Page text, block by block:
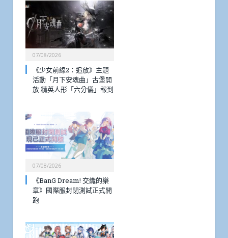
07/08/2026
《少女前線2：追放》主題
活動「月下安魂曲」古堡開
放 精英人形「六分儀」報到
07/08/2026
《BanG Dream! 交織的樂
章》國際服封閉測試正式開
跑